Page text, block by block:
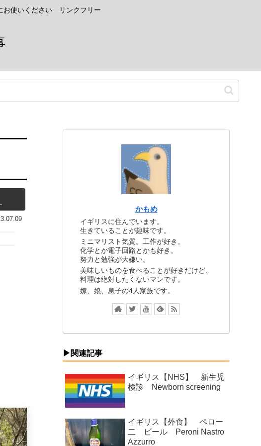
お使いください リンクフリー
かもめ
イギリスに住んでいます。
生きていることが趣味です。
ミニマリスト気質。工作が好き。
化学とか電子回路とかも好き。
努力と勉強が大嫌い。
美味しいものを食べることが好きだけど、
料理は絶対したくないマンです。
嫁、娘、息子の4人家族です。
▶関連記事
イギリス【NHS】 新生児
検診 Newborn screening
イギリス【外食】 ペロー
二 ビール Peroni Nastro
Azzurro